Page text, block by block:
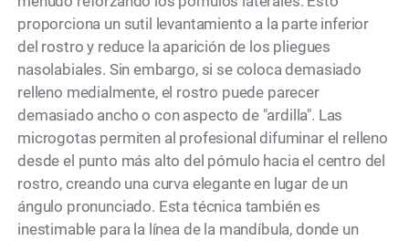
proporciona un sutil levantamiento a la parte inferior
del rostro y reduce la aparición de los pliegues
nasolabiales. Sin embargo, si se coloca demasiado
relleno medialmente, el rostro puede parecer
demasiado ancho o con aspecto de "ardilla". Las
microgotas permiten al profesional difuminar el relleno
desde el punto más alto del pómulo hacia el centro del
rostro, creando una curva elegante en lugar de un
ángulo pronunciado. Esta técnica también es
inestimable para la línea de la mandíbula, donde un